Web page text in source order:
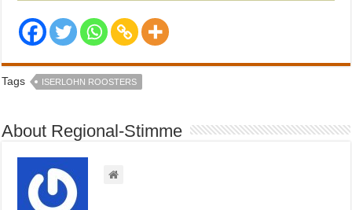
Tags ISERLOHN ROOSTERS
About Regional-Stimme